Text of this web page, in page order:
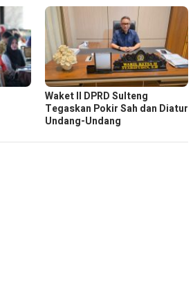
Waket ll DPRD Sulteng
Tegaskan Pokir Sah dan Diatur
Undang-Undang